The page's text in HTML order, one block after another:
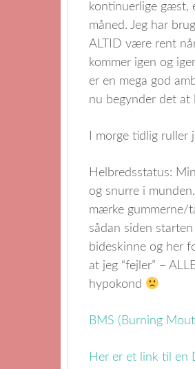
kontinuerlige gæst,
måned. Jeg har
ALTID være rent
kommer igen og
er en mega god
nu begynder det at
I morge tidlig ruller
Helbredsstatus:
og snurre i
mærke gummerne/
sådan siden
bideskinne og her
at jeg “fejler” –
hypokond
BMS (Burning
Her er et link til en